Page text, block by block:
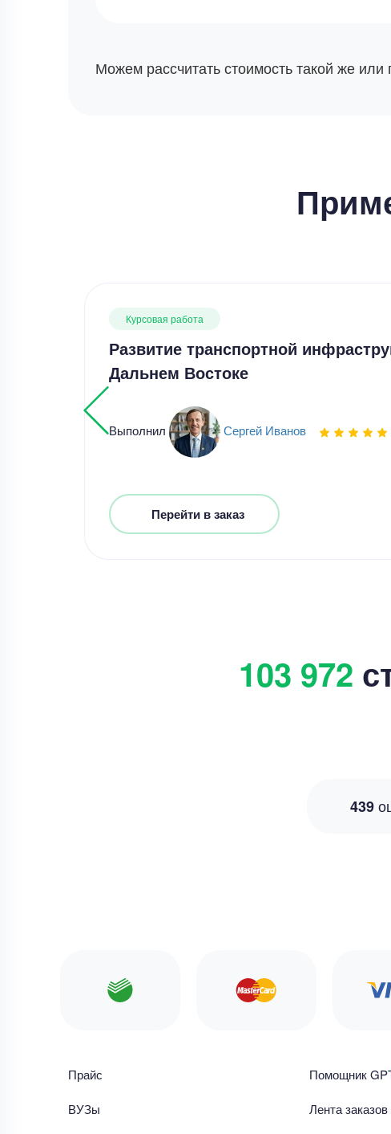
Можем рассчитать стоимость такой же
Курсовая работа
Развитие транспортной
Дальнем Востоке
Выполнил Сергей Иванов
Перейти в заказ
103 972
439
Прайс
ВУЗы
Помощник
Лента заказов